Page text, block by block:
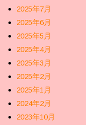
2025年7月
2025年6月
2025年5月
2025年4月
2025年3月
2025年2月
2025年1月
2024年2月
2023年10月